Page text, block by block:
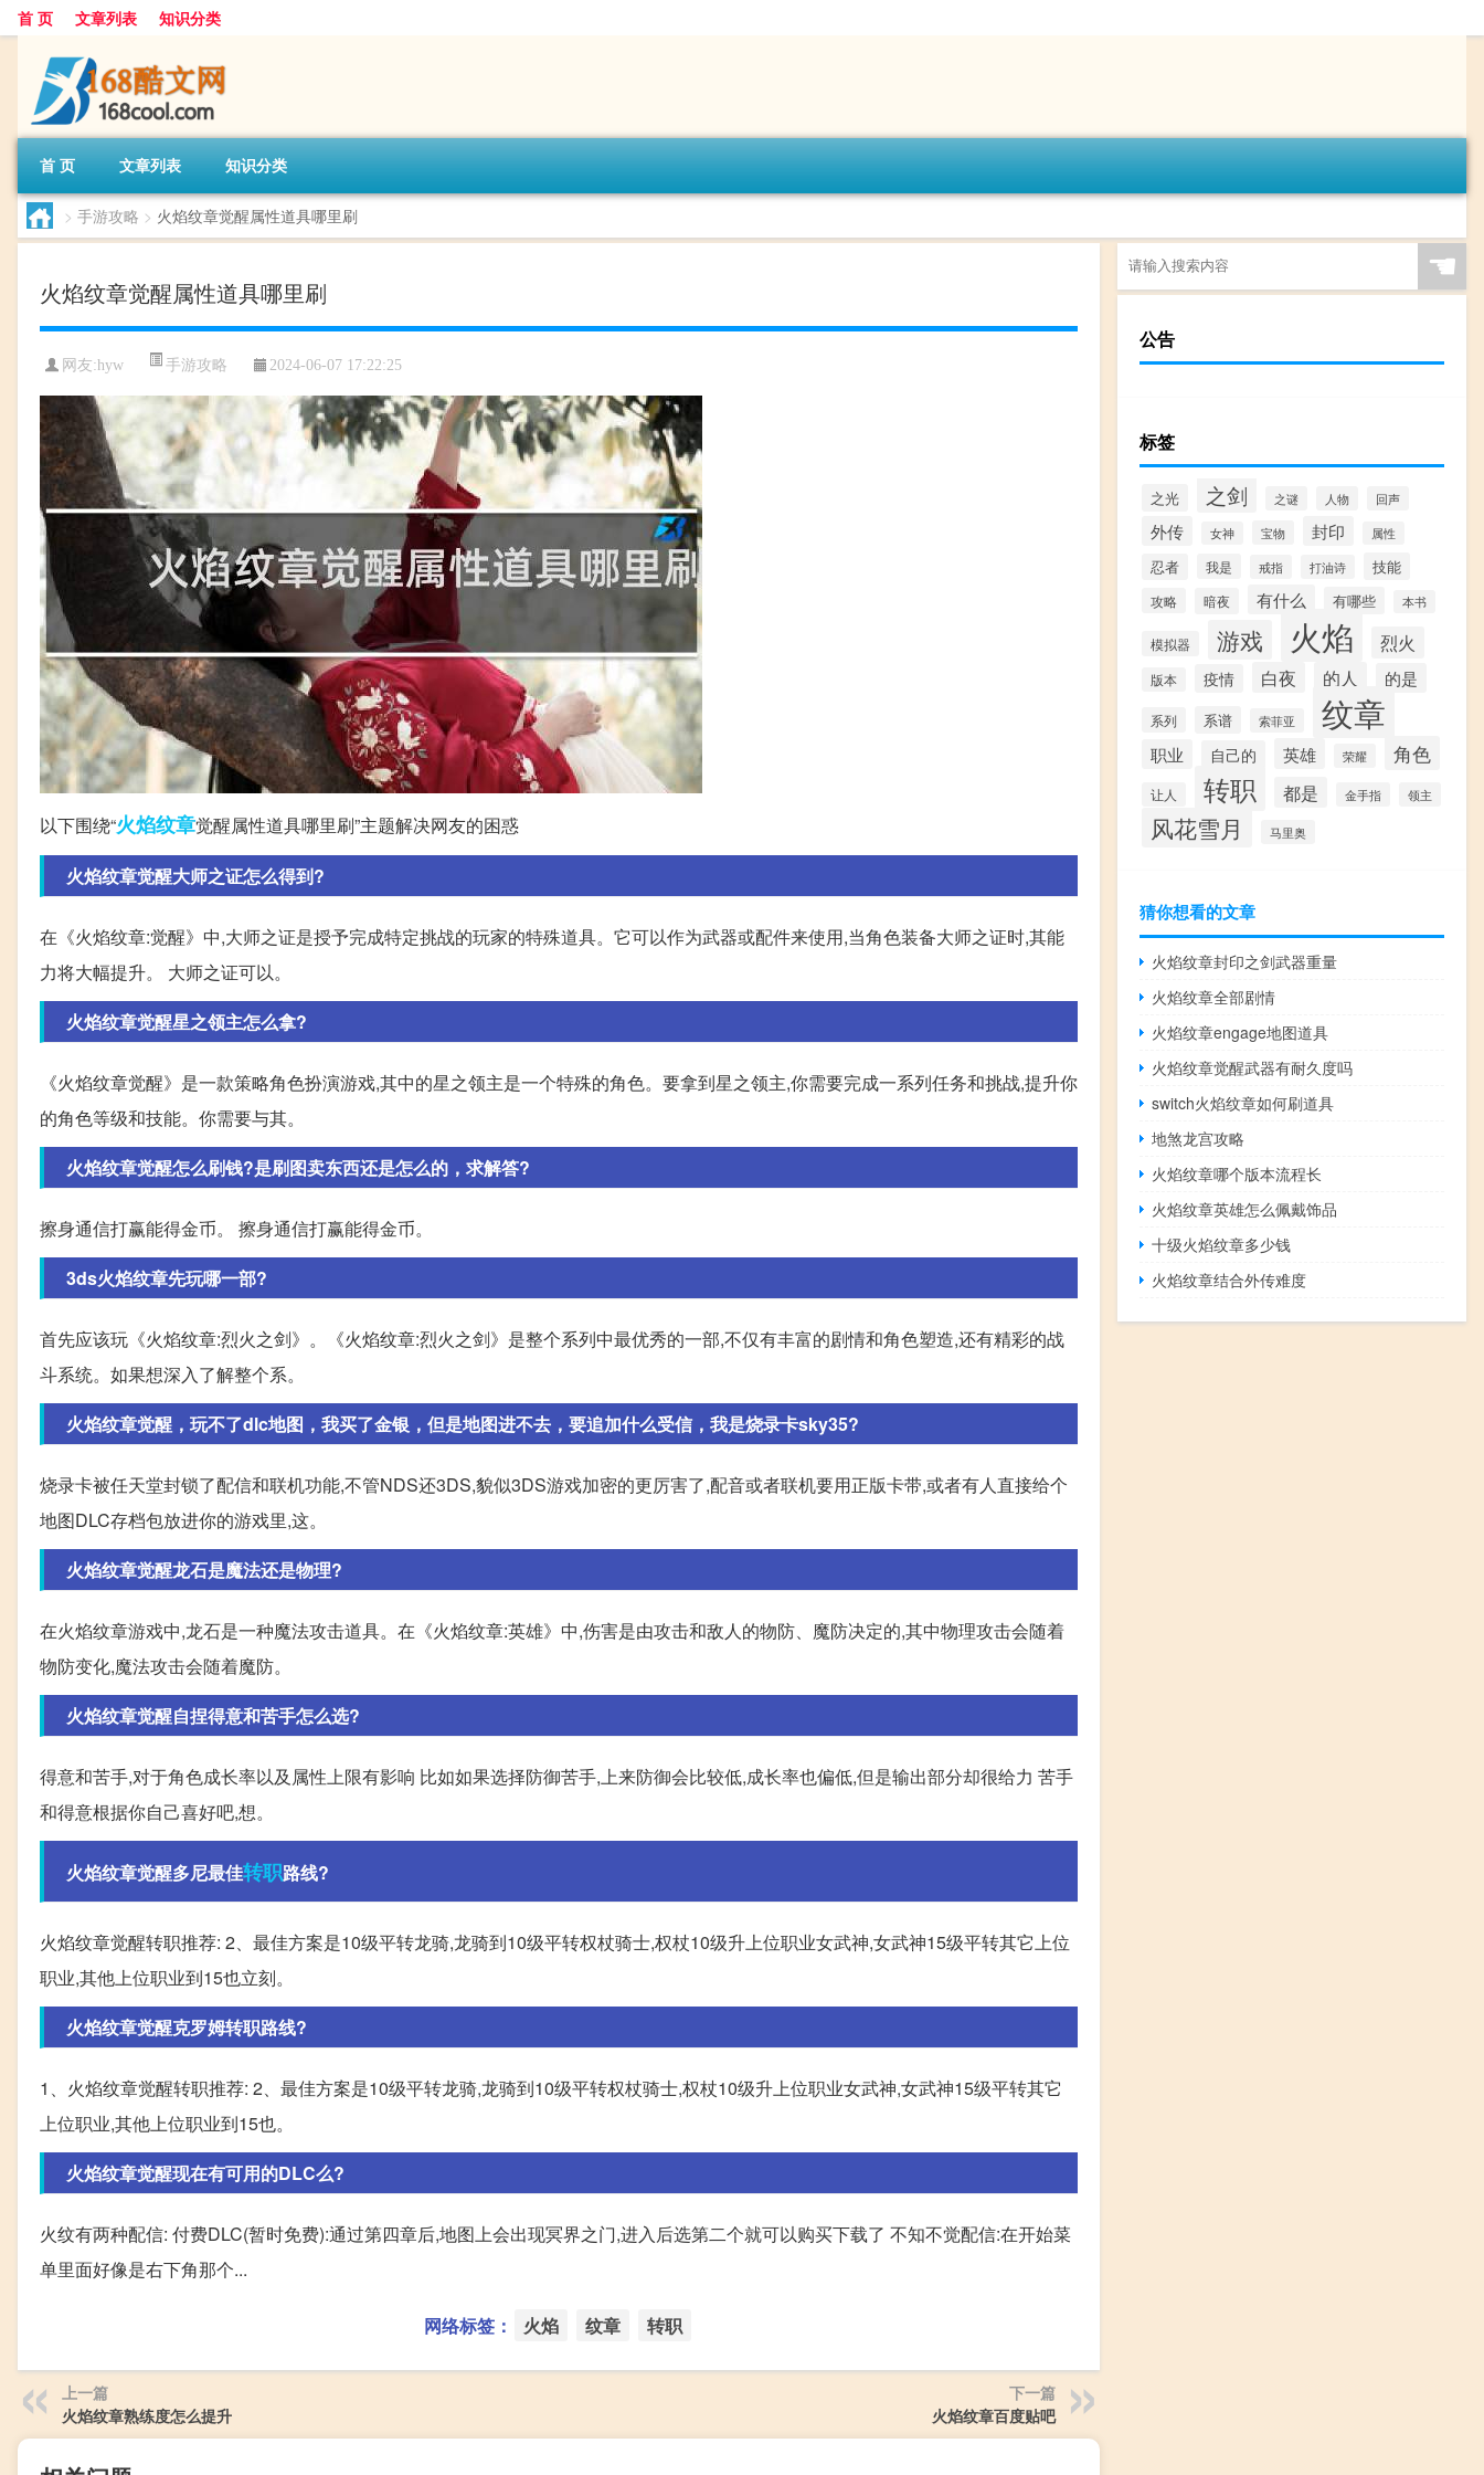
首 页 文章列表 知识分类
首 页 文章列表 知识分类
> 手游攻略 > 火焰纹章觉醒属性道具哪里刷
火焰纹章觉醒属性道具哪里刷
网友:hyw 手游攻略 2024-06-07 17:22:25
以下围绕“火焰纹章觉醒属性道具哪里刷”主题解决网友的困惑
火焰纹章觉醒大师之证怎么得到?
在《火焰纹章:觉醒》中,大师之证是授予完成特定挑战的玩家的特殊道具。它可以作为武器或配件来使用,当角色装备大师之证时,其能
力将大幅提升。 大师之证可以。
火焰纹章觉醒星之领主怎么拿?
《火焰纹章觉醒》是一款策略角色扮演游戏,其中的星之领主是一个特殊的角色。要拿到星之领主,你需要完成一系列任务和挑战,提升你
的角色等级和技能。你需要与其。
火焰纹章觉醒怎么刷钱?是刷图卖东西还是怎么的，求解答?
擦身通信打赢能得金币。 擦身通信打赢能得金币。
3ds火焰纹章先玩哪一部?
首先应该玩《火焰纹章:烈火之剑》。《火焰纹章:烈火之剑》是整个系列中最优秀的一部,不仅有丰富的剧情和角色塑造,还有精彩的战
斗系统。如果想深入了解整个系。
火焰纹章觉醒，玩不了dlc地图，我买了金银，但是地图进不去，要追加什么受信，我是烧录卡sky35?
烧录卡被任天堂封锁了配信和联机功能,不管NDS还3DS,貌似3DS游戏加密的更厉害了,配音或者联机要用正版卡带,或者有人直接给个
地图DLC存档包放进你的游戏里,这。
火焰纹章觉醒龙石是魔法还是物理?
在火焰纹章游戏中,龙石是一种魔法攻击道具。在《火焰纹章:英雄》中,伤害是由攻击和敌人的物防、魔防决定的,其中物理攻击会随着
物防变化,魔法攻击会随着魔防。
火焰纹章觉醒自捏得意和苦手怎么选?
得意和苦手,对于角色成长率以及属性上限有影响 比如如果选择防御苦手,上来防御会比较低,成长率也偏低,但是输出部分却很给力 苦手
和得意根据你自己喜好吧,想。
火焰纹章觉醒多尼最佳转职路线?
火焰纹章觉醒转职推荐: 2、最佳方案是10级平转龙骑,龙骑到10级平转权杖骑士,权杖10级升上位职业女武神,女武神15级平转其它上位
职业,其他上位职业到15也立刻。
火焰纹章觉醒克罗姆转职路线?
1、火焰纹章觉醒转职推荐: 2、最佳方案是10级平转龙骑,龙骑到10级平转权杖骑士,权杖10级升上位职业女武神,女武神15级平转其它
上位职业,其他上位职业到15也。
火焰纹章觉醒现在有可用的DLC么?
火纹有两种配信: 付费DLC(暂时免费):通过第四章后,地图上会出现冥界之门,进入后选第二个就可以购买下载了 不知不觉配信:在开始菜
单里面好像是右下角那个...
网络标签： 火焰 纹章 转职
上一篇
火焰纹章熟练度怎么提升
下一篇
火焰纹章百度贴吧
☚
公告
标签
之光 之剑 之谜 人物 回声
外传 女神 宝物 封印 属性
忍者 我是 戒指 打油诗 技能
攻略 暗夜 有什么 有哪些 本书
模拟器 游戏 火焰 烈火
版本 疫情 白夜 的人 的是
系列 系谱 索菲亚 纹章
职业 自己的 英雄 荣耀 角色
让人 转职 都是 金手指 领主
风花雪月 马里奥
猜你想看的文章
火焰纹章封印之剑武器重量
火焰纹章全部剧情
火焰纹章engage地图道具
火焰纹章觉醒武器有耐久度吗
switch火焰纹章如何刷道具
地煞龙宫攻略
火焰纹章哪个版本流程长
火焰纹章英雄怎么佩戴饰品
十级火焰纹章多少钱
火焰纹章结合外传难度